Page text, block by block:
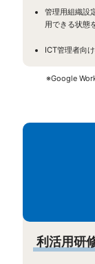
管理用組織設
用できる状態
ICT管理者向
※Google
利活用研